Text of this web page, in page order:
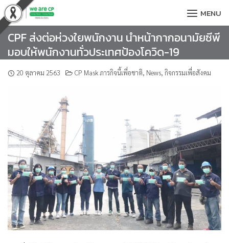
Skip
to
content
MENU
CPF ส่งต่อห่วงใยพนักงาน นำหน้ากากอนามัยซีพี
มอบให้พนักงานทั่วประเทศป้องโควิด-19
20 ตุลาคม 2563 CP Mask ภารกิจนี้เพื่อชาติ, News, กิจกรรมเพื่อสังคม